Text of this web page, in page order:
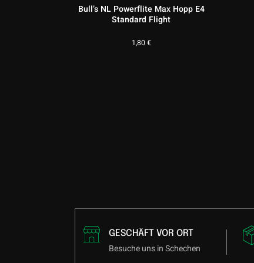
Bull’s NL Powerflite Max Hopp E4
Standard Flight
1,80€
GESCHÄFT VOR ORT
Besuche uns in Schechen